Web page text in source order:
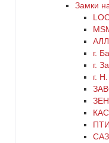
Замки
г.
г.
г.